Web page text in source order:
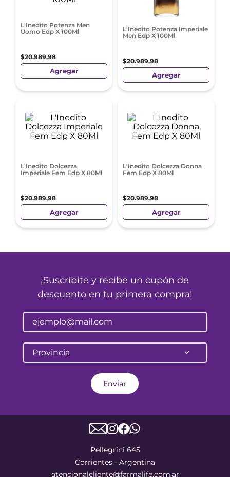
L'Inedito Potenza Men
Uomo Edp X 100Ml
$20.989,98
Agregar
L'Inedito Potenza Imperiale
Men Edp X 100Ml
$20.989,98
Agregar
L'Inedito Dolcezza
Imperiale Fem Edp X 80Ml
$20.989,98
Agregar
L'Inedito Dolcezza Donna
Fem Edp X 80Ml
$20.989,98
Agregar
¡Suscribite y recibe un cupón de
descuento en tu primera compra!
Provincia
Enviar
Pellegrini 645
Corrientes - Argentina
atencionalcliente@farmalife.com.ar